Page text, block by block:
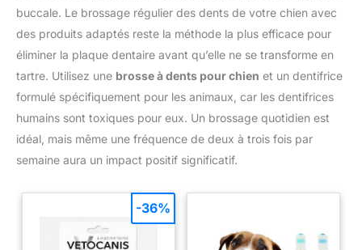
buccale. Le brossage régulier des dents de votre chien avec
des produits adaptés reste la méthode la plus efficace pour
éliminer la plaque dentaire avant qu’elle ne se transforme en
tartre. Utilisez une brosse à dents pour chien et un dentifrice
formulé spécifiquement pour les animaux, car les dentifrices
humains sont toxiques pour eux. Un brossage quotidien est
idéal, mais même une fréquence de deux à trois fois par
semaine aura un impact positif significatif.
-36%